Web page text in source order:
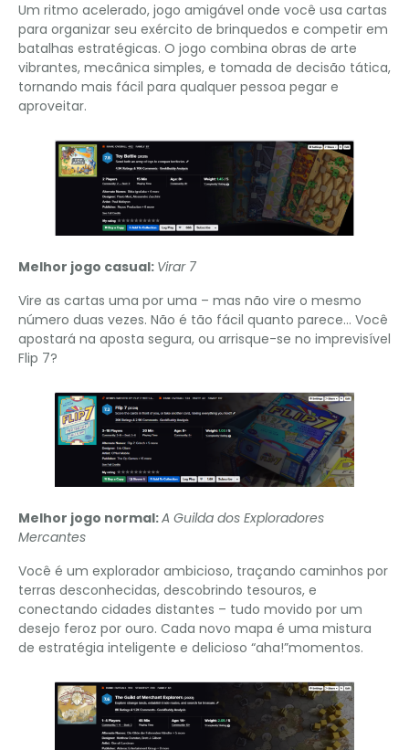
Um ritmo acelerado, jogo amigável onde você usa cartas
para organizar seu exército de brinquedos e competir em
batalhas estratégicas. O jogo combina obras de arte
vibrantes, mecânica simples, e tomada de decisão tática,
tornando mais fácil para qualquer pessoa pegar e
aproveitar.
Melhor jogo casual: Virar 7
Vire as cartas uma por uma – mas não vire o mesmo
número duas vezes. Não é tão fácil quanto parece… Você
apostará na aposta segura, ou arrisque-se no imprevisível
Flip 7?
Melhor jogo normal:A Guilda dos Exploradores
Mercantes
Você é um explorador ambicioso, traçando caminhos por
terras desconhecidas, descobrindo tesouros, e
conectando cidades distantes – tudo movido por um
desejo feroz por ouro. Cada novo mapa é uma mistura
de estratégia inteligente e delicioso “aha!”momentos.